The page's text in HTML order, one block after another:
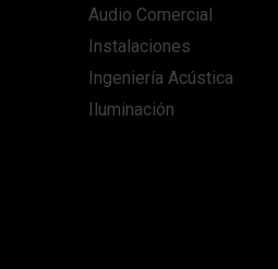
Audio Comercial
Instalaciones
Ingeniería Acústica
Iluminación